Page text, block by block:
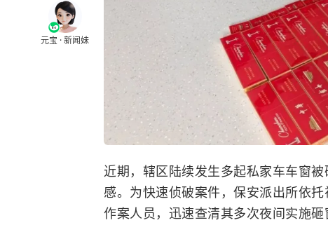
元宝 · 新闻妹
近期，辖区陆续发生多起私家车车窗
感。为快速侦破案件，保安派出所依
作案人员，迅速查清其多次夜间实施